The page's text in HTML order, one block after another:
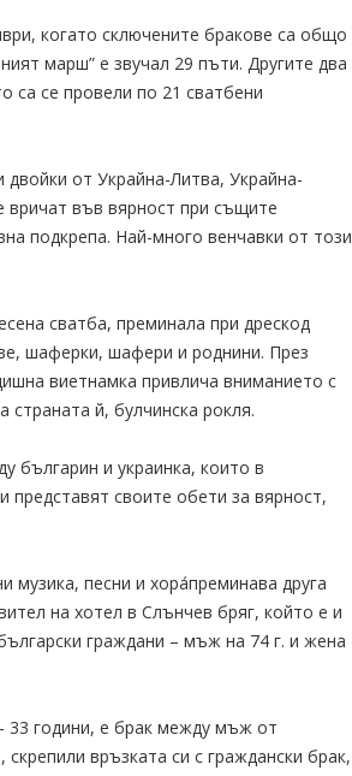
когато сключените бракове са общо
марш” е звучал 29 пъти. Другите два
са се провели по 21 сватбени
от Украйна-Литва, Украйна-
във вярност при същите
подкрепа. Най-много венчавки от този
сватба, преминала при дрескод
шаферки, шафери и роднини. През
виетнамка привлича вниманието с
й, булчинска рокля.
българин и украинка, които в
своите обети за вярност,
музика, песни и хора́преминава друга
на хотел в Слънчев бряг, който е и
граждани – мъж на 74 г. и жена
33 години, е брак между мъж от
връзката си с граждански брак,